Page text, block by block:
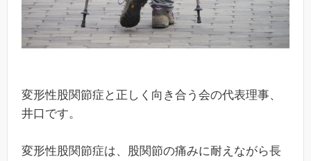
変形性股関節症と正しく向き合う会の代表理事、
井口です。
変形性股関節症は、股関節の痛みに耐えながら長